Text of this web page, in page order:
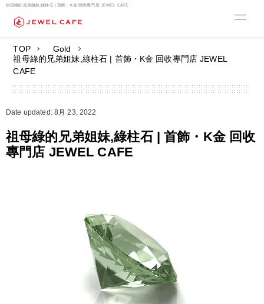
祖母綠的兄弟姐妹,綠柱石 | 首飾・K金 回收專門店 JEWEL CAFE
TOP
Gold
祖母綠的兄弟姐妹,綠柱石 | 首飾・K金 回收專門店 JEWEL
CAFE
Date updated: 8月 23, 2022
祖母綠的兄弟姐妹,綠柱石 | 首飾・K金 回收
專門店 JEWEL CAFE